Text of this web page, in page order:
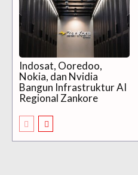
Indosat, Ooredoo,
Nokia, dan Nvidia
Bangun Infrastruktur AI
Regional Zankore